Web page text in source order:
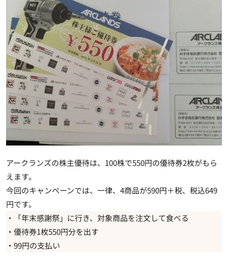
アークランズの株主優待は、100株で550円の優待券2枚がもら
えます。
今回のキャンペーンでは、一律、4商品が590円＋税、税込649
円です。
・「年末感謝祭」に行き、対象商品を注文して食べる
・優待券1枚550円分を出す
・99円の支払い